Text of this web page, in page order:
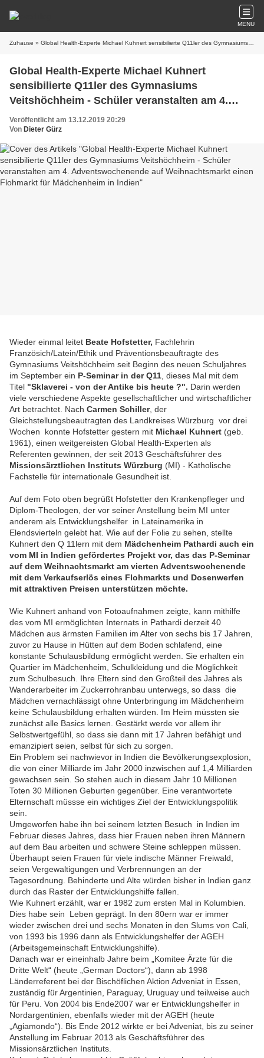
MENU
Zuhause » Global Health-Experte Michael Kuhnert sensibilierte Q11ler des Gymnasiums Veitshöchheim - Schüler veranstalten am 4. Adventswochenende auf Weihnachtsmarkt einen Flohmarkt für Mädchenheim in Indien
Global Health-Experte Michael Kuhnert
sensibilierte Q11ler des Gymnasiums
Veitshöchheim - Schüler veranstalten am 4.
Adventswochenende auf Weihnachtsmarkt
einen Flohmarkt für Mädchenheim in Indien
Veröffentlicht am 13.12.2019 20:29
Von Dieter Gürz
Wieder einmal leitet Beate Hofstetter, Fachlehrin
Französich/Latein/Ethik und Präventionsbeauftragte des
Gymnasiums Veitshöchheim seit Beginn des neuen Schuljahres
im September ein P-Seminar in der Q11 , dieses Mal mit dem
Titel "Sklaverei - von der Antike bis heute ?". Darin werden
viele verschiedene Aspekte gesellschaftlicher und wirtschaftlicher
Art betrachtet. Nach Carmen Schiller, der
Gleichstellungsbeautragten des Landkreises Würzburg vor drei
Wochen
konnte Hofstetter gestern mit Michael Kuhnert (geb.
1961), einen weitgereisten Global Health-Experten als
Referenten gewinnen, der seit 2013 Geschäftsführer des
Missionsärztlichen Instituts Würzburg (MI) - Katholische
Fachstelle für internationale Gesundheit ist.
Auf dem Foto oben begrüßt Hofstetter den Krankenpfleger und
Diplom-Theologen, der vor seiner Anstellung beim MI unter
anderem als Entwicklungshelfer in Lateinamerika in
Elendsvierteln gelebt hat. Wie auf der Folie zu sehen, stellte
Kuhnert den Q 11lern mit dem Mädchenheim Pathardi auch ein
vom MI in Indien gefördertes Projekt vor, das das P-Seminar
auf dem Weihnachtsmarkt am vierten Adventswochenende
mit dem Verkaufserlös eines Flohmarkts und Dosenwerfen
mit attraktiven Preisen unterstützen möchte.
Wie Kuhnert anhand von Fotoaufnahmen zeigte, kann mithilfe
des vom MI ermöglichten Internats in Pathardi derzeit 40
Mädchen aus ärmsten Familien im Alter von sechs bis 17 Jahren,
zuvor zu Hause in Hütten auf dem Boden schlafend, eine
konstante Schulausbildung ermöglicht werden. Sie erhalten ein
Quartier im Mädchenheim, Schulkleidung und die Möglichkeit
zum Schulbesuch. Ihre Eltern sind den Großteil des Jahres als
Wanderarbeiter im Zuckerrohranbau unterwegs, so dass die
Mädchen vernachlässigt ohne Unterbringung im Mädchenheim
keine Schulausbildung erhalten würden. Im Heim müssten sie
zunächst alle Basics lernen. Gestärkt werde vor allem ihr
Selbstwertgefühl, so dass sie dann mit 17 Jahren befähigt und
emanzipiert seien, selbst für sich zu sorgen.
Ein Problem sei nachwievor in Indien die Bevölkerungsexplosion,
die von einer Milliarde im Jahr 2000 inzwischen auf 1,4 Milliarden
gewachsen sein. So stehen auch in diesem Jahr 10 Millionen
Toten 30 Millionen Geburten gegenüber. Eine verantwortete
Elternschaft müssse ein wichtiges Ziel der Entwicklungspolitik
sein.
Umgeworfen habe ihn bei seinem letzten Besuch in Indien im
Februar dieses Jahres, dass hier Frauen neben ihren Männern
auf dem Bau arbeiten und schwere Steine schleppen müssen.
Überhaupt seien Frauen für viele indische Männer Freiwald,
seien Vergewaltigungen und Verbrennungen an der
Tagesordnung. Behinderte und Alte würden bisher in Indien ganz
durch das Raster der Entwicklungshilfe fallen.
Wie Kuhnert erzählt, war er 1982 zum ersten Mal in Kolumbien.
Dies habe sein Leben geprägt. In den 80ern war er immer
wieder zwischen drei und sechs Monaten in den Slums von Cali,
von 1993 bis 1996 dann als Entwicklungshelfer der AGEH
(Arbeitsgemeinschaft Entwicklungshilfe).
Danach war er eineinhalb Jahre beim „Komitee Ärzte für die
Dritte Welt“ (heute „German Doctors“), dann ab 1998
Länderreferent bei der Bischöflichen Aktion Adveniat in Essen,
zuständig für Argentinien, Paraguay, Uruguay und teilweise auch
für Peru. Von 2004 bis Ende2007 war er Entwicklungshelfer in
Nordargentinien, ebenfalls wieder mit der AGEH (heute
„Agiamondo“). Bis Ende 2012 wirkte er bei Adveniat, bis zu seiner
Anstellung im Februar 2013 als Geschäftsführer des
Missionsärztlichen Instituts.